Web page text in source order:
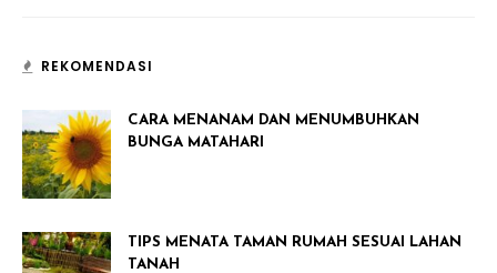
REKOMENDASI
CARA MENANAM DAN MENUMBUHKAN
BUNGA MATAHARI
TIPS MENATA TAMAN RUMAH SESUAI LAHAN
TANAH